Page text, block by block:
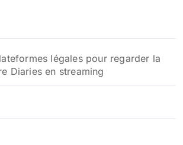
légales pour regarder la
Diaries en streaming